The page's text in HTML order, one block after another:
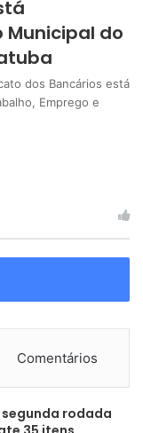
Municipal do
dos Bancários está
Emprego e
Comentários
rodada